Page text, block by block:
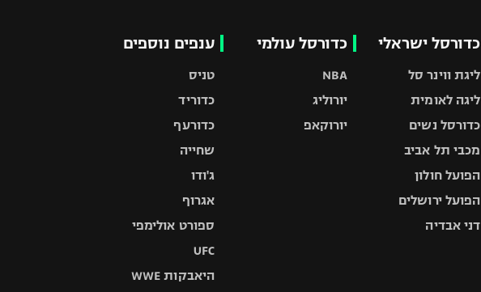
כדורסל ישראלי
ליגת ווינר סל
ליגה לאומית
כדורסל נשים
מכבי תל אביב
הפועל חולון
הפועל ירושלים
דני אבדיה
כדורסל עולמי
NBA
יורוליג
יורוקאפ
ענפים נוספים
טניס
כדוריד
כדורעף
שחייה
ג'ודו
אגרוף
ספורט אולימפי
UFC
היאבקות WWE